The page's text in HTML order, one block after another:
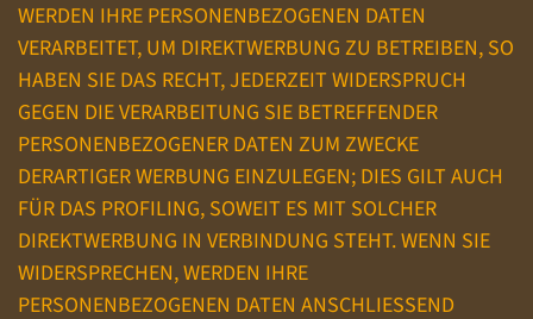
WERDEN IHRE PERSONENBEZOGENEN DATEN
VERARBEITET, UM DIREKTWERBUNG ZU BETREIBEN, SO
HABEN SIE DAS RECHT, JEDERZEIT WIDERSPRUCH
GEGEN DIE VERARBEITUNG SIE BETREFFENDER
PERSONENBEZOGENER DATEN ZUM ZWECKE
DERARTIGER WERBUNG EINZULEGEN; DIES GILT AUCH
FÜR DAS PROFILING, SOWEIT ES MIT SOLCHER
DIREKTWERBUNG IN VERBINDUNG STEHT. WENN SIE
WIDERSPRECHEN, WERDEN IHRE
PERSONENBEZOGENEN DATEN ANSCHLIESSEND